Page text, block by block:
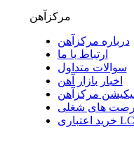
مرکزآهن
درباره مرکزآهن
ارتباط با ما
سوالات متداول
اخبار بازار آهن
مرکزآهن
های شغلی
خرید اعتباری LC